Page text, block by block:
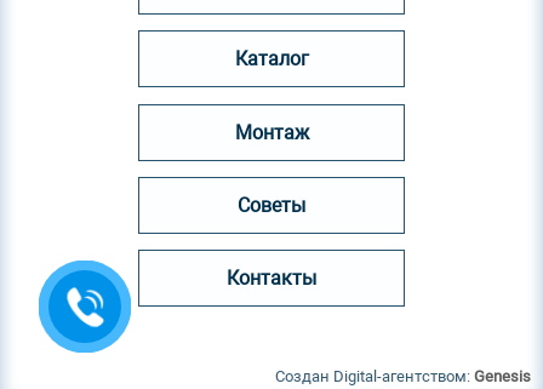
Каталог
Монтаж
Советы
Контакты
Создан Digital-агентством: Genesis